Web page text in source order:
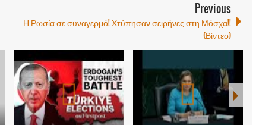
Previous
Η Ρωσία σε συναγερμό! Χτύπησαν σειρήνες στη Μόσχα!!
(Βίντεο)